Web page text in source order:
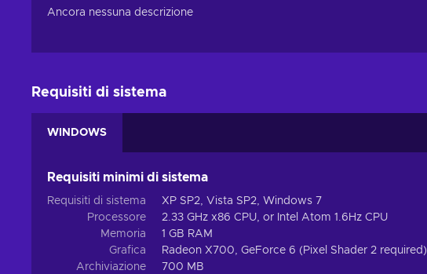
Ancora nessuna descrizione
Requisiti di sistema
WINDOWS
Requisiti minimi di sistema
Requisiti di sistema
XP SP2, Vista SP2, Windows 7
Processore
2.33 GHz x86 CPU, or Intel Atom 1.6Hz CPU
Memoria
1 GB RAM
Grafica
Radeon X700, GeForce 6 (Pixel Shader 2 required)
Archiviazione
700 MB